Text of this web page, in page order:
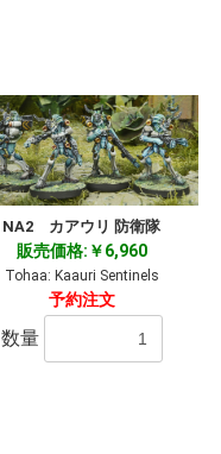
NA2 カアウリ 防衛隊
販売価格:￥6,960
Tohaa: Kaauri Sentinels
予約注文
数量